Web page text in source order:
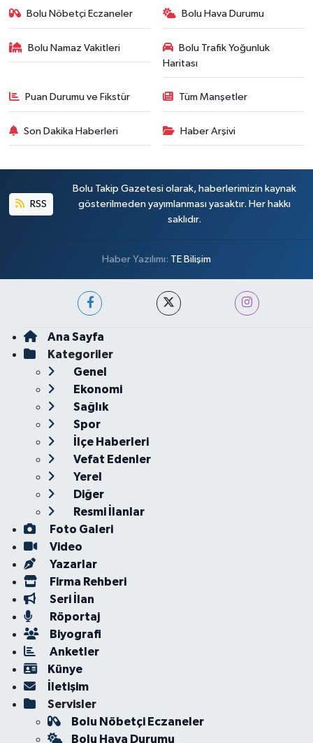
Bolu Nöbetçi Eczaneler Bolu Hava Durumu
Bolu Namaz Vakitleri
Bolu Trafik Yoğunluk
Haritası
Puan Durumu ve Fikstür Tüm Manşetler
Son Dakika Haberleri Haber Arşivi
RSS
Bolu Takip Gazetesi olarak, haberlerimizin kaynak
gösterilmeden yayımlanması yasaktır. Her hakkı
saklıdır.
Haber Yazılımı: TE Bilişim
Ana Sayfa
Kategoriler
Genel
Ekonomi
Sağlık
Spor
İlçe Haberleri
Vefat Edenler
Yerel
Diğer
Resmi İlanlar
Foto Galeri
Video
Yazarlar
Firma Rehberi
Seri İlan
Röportaj
Biyografi
Anketler
Künye
İletişim
Servisler
Bolu Nöbetçi Eczaneler
Bolu Hava Durumu